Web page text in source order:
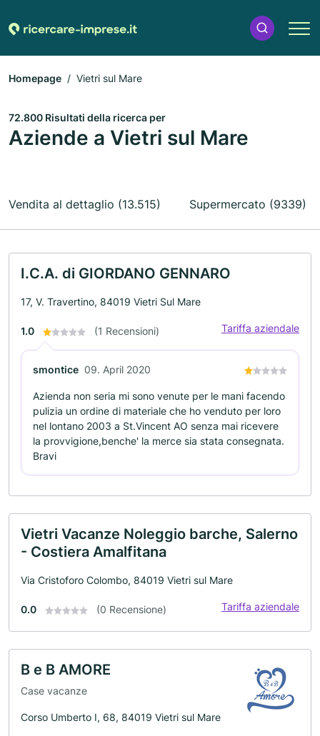
Homepage Vietri sul Mare
72.800 Risultati della ricerca per
Aziende a Vietri sul Mare
Vendita al dettaglio (13.515) Supermercato (9339)
I.C.A. di GIORDANO GENNARO
17, V. Travertino, 84019 Vietri Sul Mare
1.0 (1 Recensioni) Tariffa aziendale
smontice 09. April 2020
Azienda non seria mi sono venute per le mani facendo
pulizia un ordine di materiale che ho venduto per loro
nel lontano 2003 a St.Vincent AO senza mai ricevere
la provvigione,benche' la merce sia stata consegnata.
Bravi
Vietri Vacanze Noleggio barche, Salerno
- Costiera Amalfitana
Via Cristoforo Colombo, 84019 Vietri sul Mare
0.0 (0 Recensione) Tariffa aziendale
B e B AMORE
Case vacanze
Corso Umberto I, 68, 84019 Vietri sul Mare